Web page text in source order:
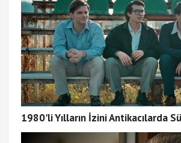
1980'li Yılların İzini Antikacılarda